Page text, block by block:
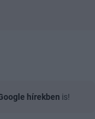
hírekben is!